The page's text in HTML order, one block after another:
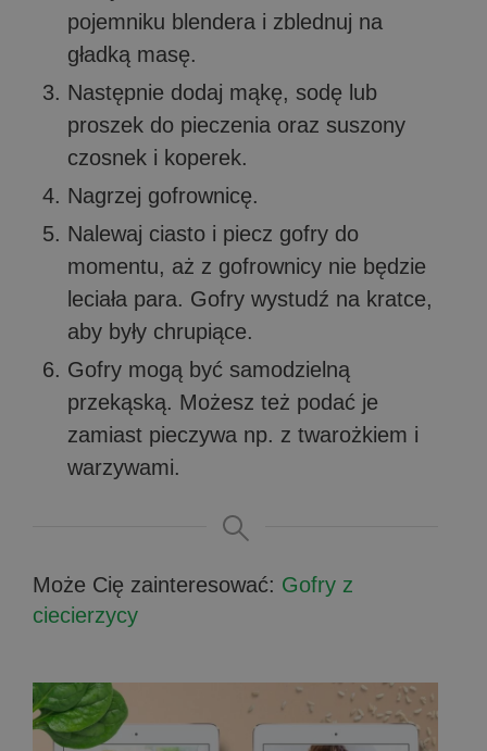
pojemniku blendera i zblednuj na
gładką masę.
Następnie dodaj mąkę, sodę lub
proszek do pieczenia oraz suszony
czosnek i koperek.
Nagrzej gofrownicę.
Nalewaj ciasto i piecz gofry do
momentu, aż z gofrownicy nie będzie
leciała para. Gofry wystudź na kratce,
aby były chrupiące.
Gofry mogą być samodzielną
przekąską. Możesz też podać je
zamiast pieczywa np. z twarożkiem i
warzywami.
Może Cię zainteresować: Gofry z
ciecierzycy